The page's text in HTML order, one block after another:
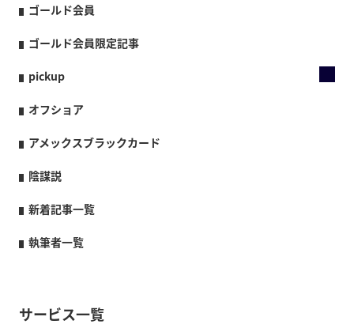
ゴールド会員
ゴールド会員限定記事
pickup
オフショア
アメックスブラックカード
陰謀説
新着記事一覧
執筆者一覧
サービス一覧